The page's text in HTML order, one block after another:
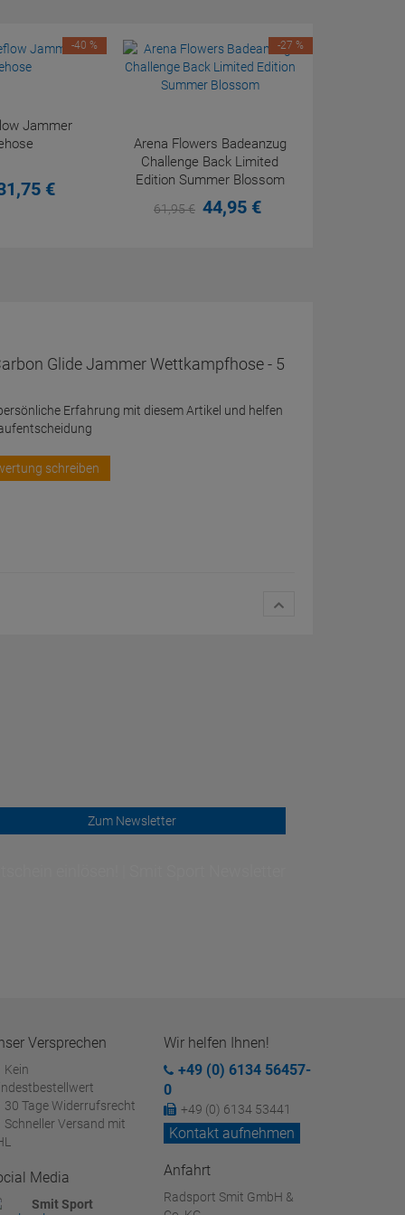
Jammer
75 €
-40 %
Arena Flowers Badeanzug
Challenge Back Limited
Edition Summer Blossom
61,95€ 44,95 €
-27 %
Glide Jammer Wettkampfhose - 5
Erfahrung mit diesem Artikel und helfen
schreiben
Zum Newsletter
Versprechen
Kein
30 Tage Widerrufsrecht
Schneller Versand mit
Media
Smit Sport
Wir helfen Ihnen!
+49 (0) 6134 56457-
0
+49 (0) 6134 53441
Kontakt aufnehmen
Anfahrt
Radsport Smit GmbH &